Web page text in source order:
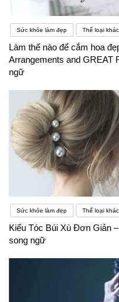
Sức khỏe làm đẹp Thể loại khác
Làm thế nào để cắm hoa
Arrangements and GREAT
ngữ
Sức khỏe làm đẹp Thể loại khác
Kiểu Tóc Búi Xù Đơn Giản
song ngữ